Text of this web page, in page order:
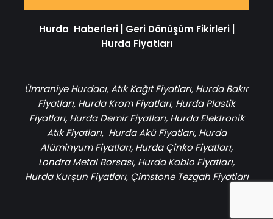
Hurda Haberleri| Geri Dönüşüm Fikirleri|
Hurda Fiyatları
Ümraniye Hurdacı,Atık Kağıt Fiyatları, Hurda Bakır
Fiyatları, Hurda Krom Fiyatları, Hurda Plastik
Fiyatları, Hurda Demir Fiyatları, Hurda Elektronik
Atık Fiyatları, Hurda Akü Fiyatları,Hurda
Alüminyum Fiyatları, Hurda Çinko Fiyatları,
Londra Metal Borsası, Hurda Kablo Fiyatları,
Hurda Kurşun Fiyatları, Çimstone Tezgah Fiyatları